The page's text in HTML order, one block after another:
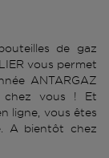
de gaz
vous permet
ANTARGAZ
chez vous ! Et
ligne, vous êtes
A bientôt chez